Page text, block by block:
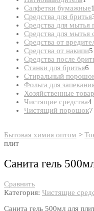
Салфетки бумажные1
Средства для бритья
Средства для мытья
Средства для мытья
Средства от
Средства от накипи5
Средства после
Станки для бритья6
Стиральный
Фольга для запекания
Хозяйственные
Чистящие средства44
Чистящий порошок7
Бытовая химия оптом >
плит
Санита гель
Сравнить
Категория: Чистящие
Санита гель 500мл для